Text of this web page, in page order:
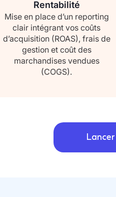
Rentabilité
Mise en place d’un reporting
clair intégrant vos coûts
d’acquisition (ROAS), frais de
gestion et coût des
marchandises vendues
(COGS).